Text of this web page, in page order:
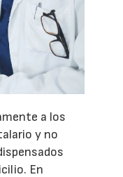
a los
y no
En